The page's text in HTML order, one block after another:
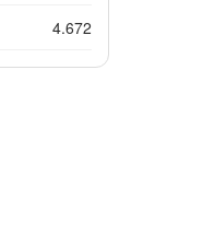
4.672